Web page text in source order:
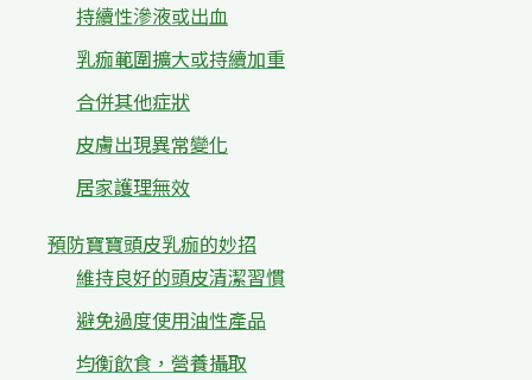
持續性滲液或出血
乳痂範圍擴大或持續加重
合併其他症狀
皮膚出現異常變化
居家護理無效
預防寶寶頭皮乳痂的妙招
維持良好的頭皮清潔習慣
避免過度使用油性產品
均衡飲食，營養攝取